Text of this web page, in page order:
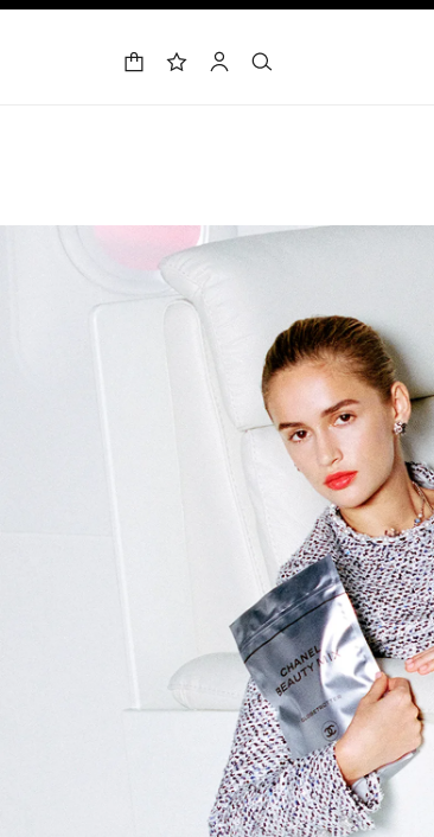
البحث الحسابلائحة الأمنيات
حقيبة التسوق